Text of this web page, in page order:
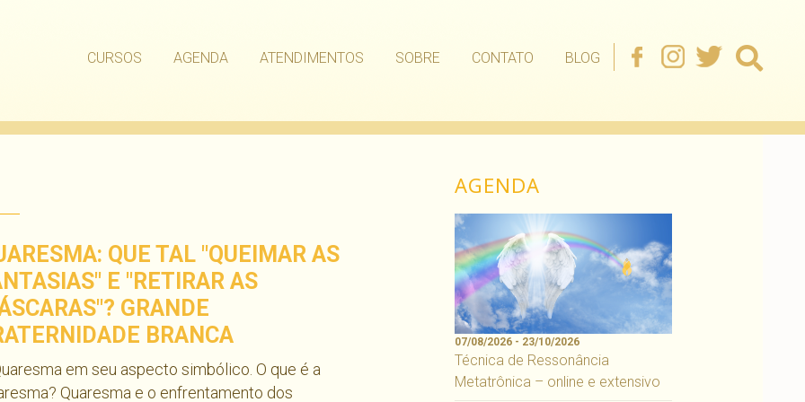
CURSOS AGENDA ATENDIMENTOS SOBRE CONTATO BLOG
QUE TAL "QUEIMAR AS
E "RETIRAR AS
GRANDE
BRANCA
em seu aspecto simbólico. O que é a
Quaresma e o enfrentamento dos
AGENDA
07/08/2026 - 23/10/2026
Técnica de Ressonância
Metatrônica – online e extensivo